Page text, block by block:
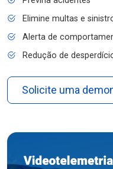
Elimine multas e
Alerta de
Redução de
Solicite uma